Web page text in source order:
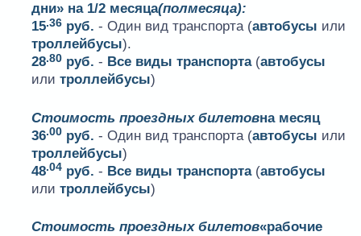
дни» на 1/2 месяца(полмесяца):
15.36 руб. - Один вид транспорта (автобусы или
троллейбусы).
28.80 руб. - Все виды транспорта(автобусы
илитроллейбусы)
Стоимость проездных билетовна месяц
36.00 руб. - Один вид транспорта (автобусы или
троллейбусы)
48.04 руб. - Все виды транспорта(автобусы
илитроллейбусы)
Стоимость проездных билетов«рабочие